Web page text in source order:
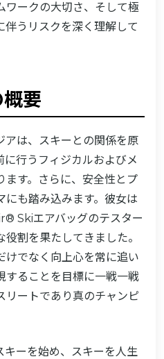
ワークの大切さ、そして極
伴うリスクを深く理解して
要
アは、スキーとの関係を原
に行うフィジカルおよびメ
ます。さらに、安全性とプ
にも踏み込みます。彼女は
Skiエアバッグのテスター
割を果たしてきました。
けでなく向上心を常に追い
することを目標に一戦一戦
リートであり真のチャンピ
キーを始め、スキーを人生